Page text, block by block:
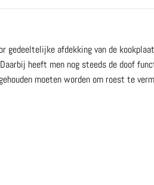
gedeeltelijke afdekking van de
heeft men nog steeds de doof
moeten worden om roest te